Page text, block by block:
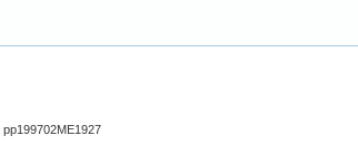
pp199702ME1927